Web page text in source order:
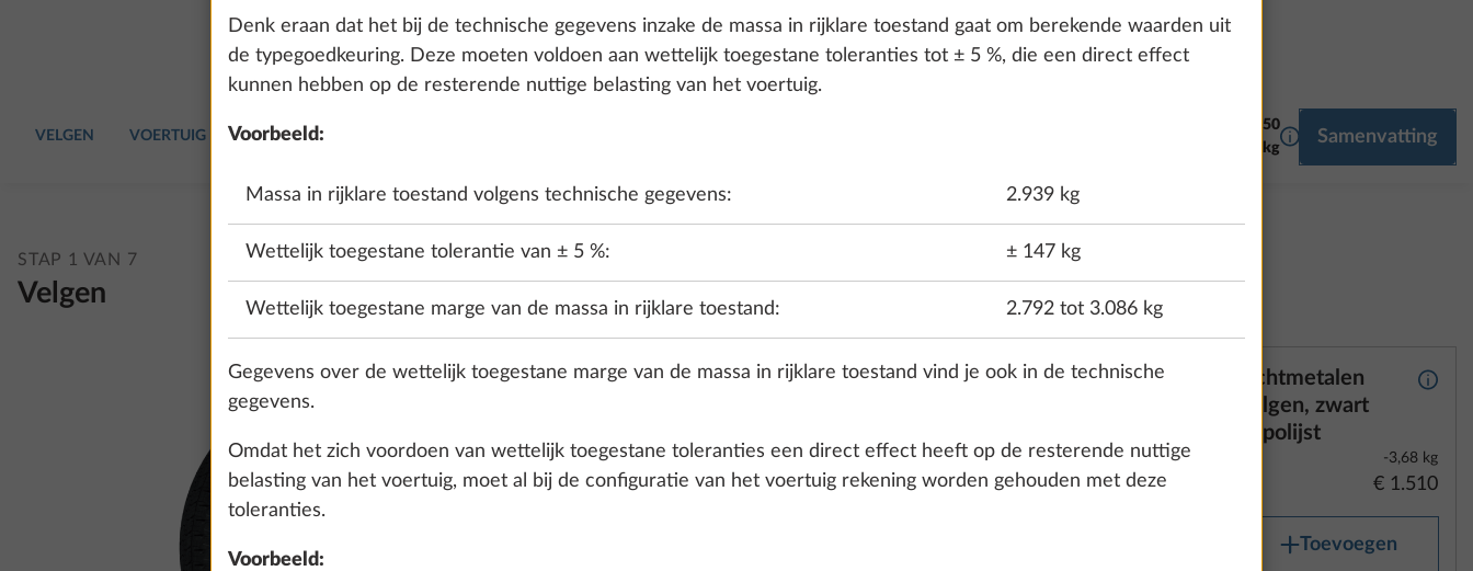
€ 47.650
425,0 kg
Meer informatie
Samenvatting
VELGEN VOERTUIG BEKLEDING
STAP 1 VAN 7
Velgen
Stalen velgen
Meer informatie
SERIE
Lichtmetalen
velgen, zwart
gepolijst
Meer
-3,68 kg
€ 1.510
Toevoegen
Denk eraan dat het bij de technische gegevens inzake de massa in rijklare toestand gaat om berekende waarden uit
de typegoedkeuring. Deze moeten voldoen aan wettelijk toegestane toleranties tot ± 5 %, die een direct effect
kunnen hebben op de resterende nuttige belasting van het voertuig.
Voorbeeld:
Massa in rijklare toestand volgens technische gegevens: 2.939 kg
Wettelijk toegestane tolerantie van ± 5 %: ± 147 kg
Wettelijk toegestane marge van de massa in rijklare toestand: 2.792 tot 3.086 kg
Gegevens over de wettelijk toegestane marge van de massa in rijklare toestand vind je ook in de technische
gegevens.
Omdat het zich voordoen van wettelijk toegestane toleranties een direct effect heeft op de resterende nuttige
belasting van het voertuig, moet al bij de configuratie van het voertuig rekening worden gehouden met deze
toleranties.
Voorbeeld: